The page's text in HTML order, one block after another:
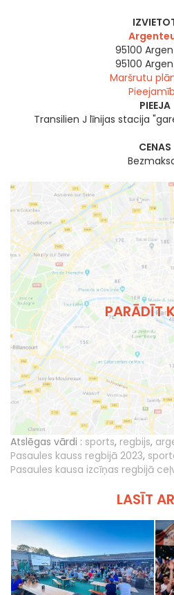
95100
95100
Maršrutu
PIEEJA
Transilien J līnijas stacija
CENAS
PARĀDĪT
Atslēgas vārdi : sports, regbijs,
Pasaules kauss regbijā 2023,
Pasaules kausa izcīņas regbijā
LASĪT